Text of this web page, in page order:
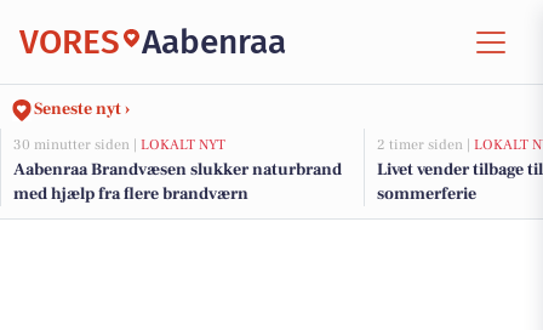
VORES Aabenraa
Seneste nyt ›
30 minutter siden | LOKALT NYT
Aabenraa Brandvæsen slukker naturbrand
med hjælp fra flere brandværn
2 timer siden | LOKALT
Livet vender tilbage
sommerferie